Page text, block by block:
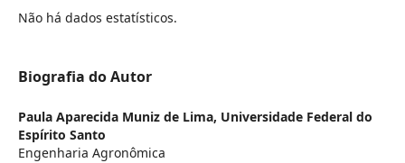
Não há dados estatísticos.
Biografia do Autor
Paula Aparecida Muniz de Lima, Universidade Federal do
Espírito Santo
Engenharia Agronômica